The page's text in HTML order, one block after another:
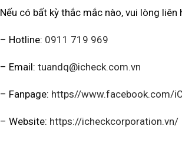
Nếu có bất kỳ thắc mắc nào, vui lòng
– Hotline: 0911 719 969
– Email: tuandq@icheck.com.vn
– Fanpage: https//www.facebook.com/
– Website: https://icheckcorporation.vn/